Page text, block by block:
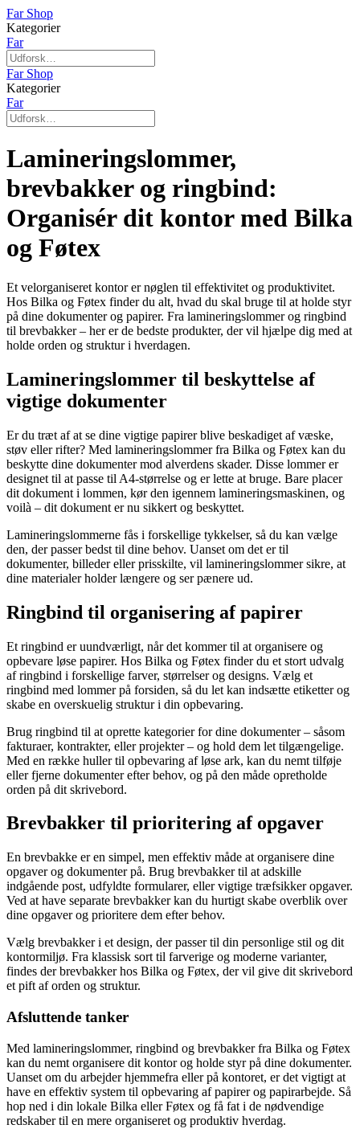
Far Shop
Kategorier
Far
Far Shop
Kategorier
Far
Lamineringslommer,
brevbakker og ringbind:
Organisér dit kontor med Bilka
og Føtex
Et velorganiseret kontor er nøglen til effektivitet og produktivitet.
Hos Bilka og Føtex finder du alt, hvad du skal bruge til at holde styr
på dine dokumenter og papirer. Fra lamineringslommer og ringbind
til brevbakker – her er de bedste produkter, der vil hjælpe dig med at
holde orden og struktur i hverdagen.
Lamineringslommer til beskyttelse af
vigtige dokumenter
Er du træt af at se dine vigtige papirer blive beskadiget af væske,
støv eller rifter? Med lamineringslommer fra Bilka og Føtex kan du
beskytte dine dokumenter mod alverdens skader. Disse lommer er
designet til at passe til A4-størrelse og er lette at bruge. Bare placer
dit dokument i lommen, kør den igennem lamineringsmaskinen, og
voilà – dit dokument er nu sikkert og beskyttet.
Lamineringslommerne fås i forskellige tykkelser, så du kan vælge
den, der passer bedst til dine behov. Uanset om det er til
dokumenter, billeder eller prisskilte, vil lamineringslommer sikre, at
dine materialer holder længere og ser pænere ud.
Ringbind til organisering af papirer
Et ringbind er uundværligt, når det kommer til at organisere og
opbevare løse papirer. Hos Bilka og Føtex finder du et stort udvalg
af ringbind i forskellige farver, størrelser og designs. Vælg et
ringbind med lommer på forsiden, så du let kan indsætte etiketter og
skabe en overskuelig struktur i din opbevaring.
Brug ringbind til at oprette kategorier for dine dokumenter – såsom
fakturaer, kontrakter, eller projekter – og hold dem let tilgængelige.
Med en række huller til opbevaring af løse ark, kan du nemt tilføje
eller fjerne dokumenter efter behov, og på den måde opretholde
orden på dit skrivebord.
Brevbakker til prioritering af opgaver
En brevbakke er en simpel, men effektiv måde at organisere dine
opgaver og dokumenter på. Brug brevbakker til at adskille
indgående post, udfyldte formularer, eller vigtige træfsikker opgaver.
Ved at have separate brevbakker kan du hurtigt skabe overblik over
dine opgaver og prioritere dem efter behov.
Vælg brevbakker i et design, der passer til din personlige stil og dit
kontormiljø. Fra klassisk sort til farverige og moderne varianter,
findes der brevbakker hos Bilka og Føtex, der vil give dit skrivebord
et pift af orden og struktur.
Afsluttende tanker
Med lamineringslommer, ringbind og brevbakker fra Bilka og Føtex
kan du nemt organisere dit kontor og holde styr på dine dokumenter.
Uanset om du arbejder hjemmefra eller på kontoret, er det vigtigt at
have en effektiv system til opbevaring af papirer og papirarbejde. Så
hop ned i din lokale Bilka eller Føtex og få fat i de nødvendige
redskaber til en mere organiseret og produktiv hverdag.